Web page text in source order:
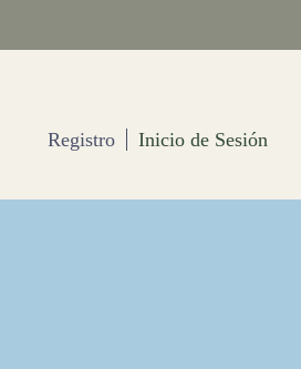
Registro Inicio de Sesión